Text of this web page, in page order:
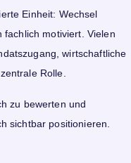
Einheit: Wechsel
fachlich motiviert. Vielen
wirtschaftliche
Rolle.
zu bewerten und
sichtbar positionieren.